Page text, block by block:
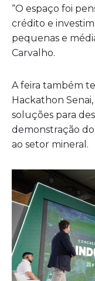
“O espaço foi
crédito e
pequenas e
Carvalho.
A feira também
Hackathon
soluções para
demonstração
ao setor mineral.